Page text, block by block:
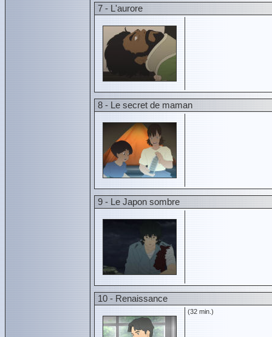
7 - L'aurore
8 - Le secret de maman
9 - Le Japon sombre
10 - Renaissance
(32 min.)